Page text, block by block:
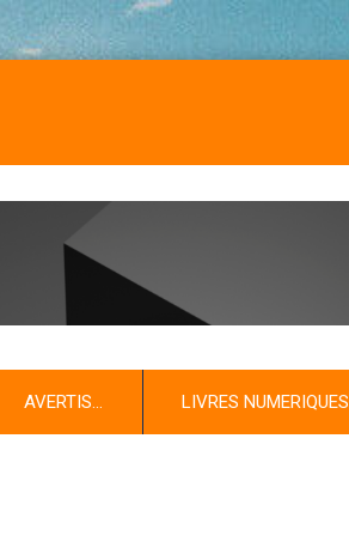
AVERTIS… LIVRES NUMERIQUES